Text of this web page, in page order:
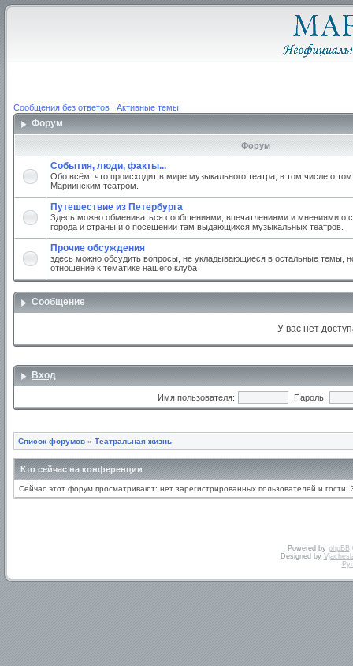
Сообщения без ответов | Активные темы
Форум
Форум
События, люди, факты...
Обо всём, что происходит в мире музыкального театра, в том числе о
Мариинским театром.
Путешествие из Петербурга
Здесь можно обмениваться сообщениями, впечатлениями и мнениями о
города и страны и о посещении там выдающихся музыкальных театров.
Прочие обсуждения
здесь можно обсудить вопросы, не укладывающиеся в остальные темы,
отношение к тематике нашего клуба
Сообщение
У вас нет
Вход
Имя пользователя: Пароль:
Список форумов » Театральная жизнь
Кто сейчас на конференции
Сейчас этот форум просматривают: нет зарегистрированных пользователей и гости:
Powered by phpBB
Designed by